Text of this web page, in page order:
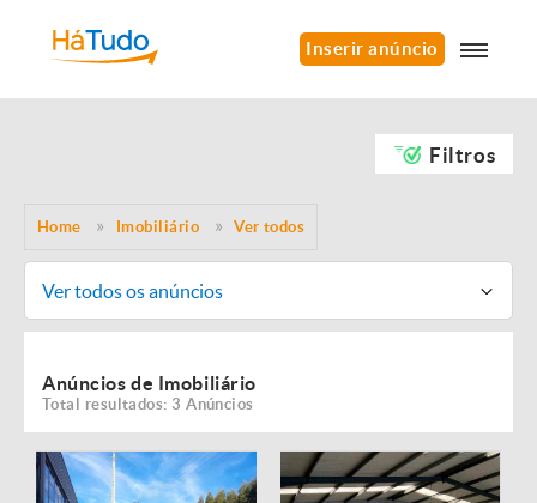
Inserir anúncio
Filtros
Home Imobiliário Ver todos
Ver todos os anúncios
Anúncios de Imobiliário
Total resultados: 3 Anúncios